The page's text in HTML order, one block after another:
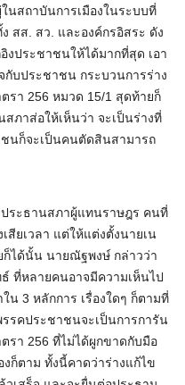
นสถาบันการเมืองในระบบที่
สส. สว. และองค์กรอิสระ ดัง
งประชาชนให้ได้มากที่สุด เอา
กับประชาชน กระบวนการร่าง
า 256 หมวด 15/1 สุดท้ายก็
ภาส่อให้เห็นว่า จะเป็นร่างที่
นก็จะเป็นคนตัดสินสามารถ
ระธานสภาผู้แทนราษฎร คนที่
สียเวลา แต่ให้แต่งตั้งนายเน
ได้นั้น นายณัฐพงษ์ กล่าวว่า
ที่หลายคนอาจมีความเห็นไป
3 หลักการ เรื่องใดๆ ก็ตามที่
รคประชาชนจะเป็นการการัน
รา 256 ที่ไม่ได้ผูกขาดกับมือ
ก็ตาม ทั้งนี้คาดว่าร่างแก้ไข